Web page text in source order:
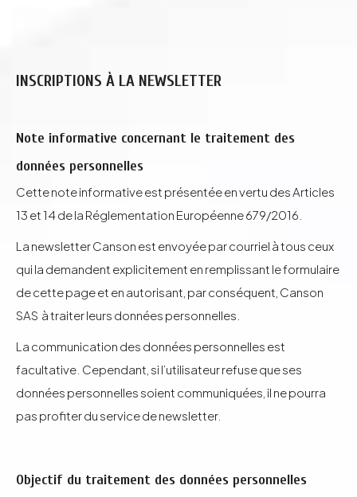
INSCRIPTIONS À LA NEWSLETTER
Note informative concernant le traitement des
données personnelles
Cette note informative est présentée en vertu des Articles
13 et 14 de la Réglementation Européenne 679/2016.
La newsletter Canson est envoyée par courriel à tous ceux
qui la demandent explicitement en remplissant le formulaire
de cette page et en autorisant, par conséquent, Canson
SAS à traiter leurs données personnelles.
La communication des données personnelles est
facultative. Cependant, si l’utilisateur refuse que ses
données personnelles soient communiquées, il ne pourra
pas profiter du service de newsletter.
Objectif du traitement des données personnelles